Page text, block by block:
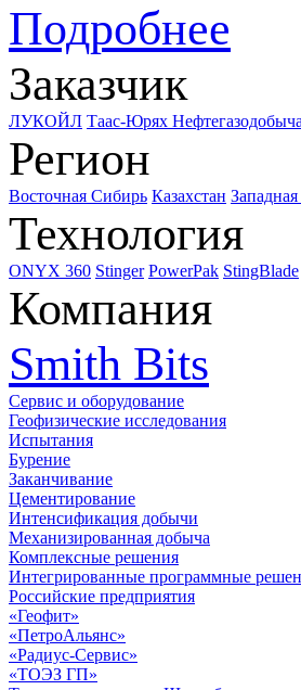
Подробнее
Заказчик
ЛУКОЙЛ Таас-Юрях Нефтегазодобыча
Регион
Восточная Сибирь Казахстан
Технология
ONYX 360 Stinger PowerPak StingBlade
Компания
Smith Bits
Сервис и оборудование
Геофизические исследования
Испытания
Бурение
Заканчивание
Цементирование
Интенсификация добычи
Механизированная добыча
Комплексные решения
Интегрированные программные
Российские предприятия
«Геофит»
«ПетроАльянс»
«Радиус-Сервис»
«ТОЭЗ ГП»